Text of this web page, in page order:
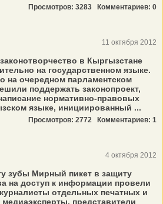
Просмотров: 3283 Комментариев: 0
11 октября 2012
в Кыргызстане
на государственном языке.
на очередном парламентском
поддержать законопроект,
нормативно-правовых
языке, инициированный ...
Просмотров: 2772 Комментариев: 1
4 октября 2012
зубы Мирный пикет в защиту
на доступ к информации провели
отдельных печатных и
представители